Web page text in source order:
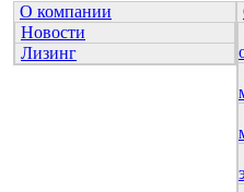
О компании
Новости
Лизинг